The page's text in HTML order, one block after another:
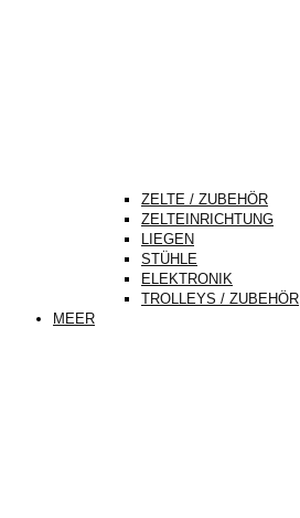
ZELTE / ZUBEHÖR
ZELTEINRICHTUNG
LIEGEN
STÜHLE
ELEKTRONIK
TROLLEYS / ZUBEHÖR
MEER